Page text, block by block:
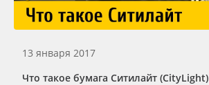
13 января 2017
Что такое бумага Ситилайт (CityLight)